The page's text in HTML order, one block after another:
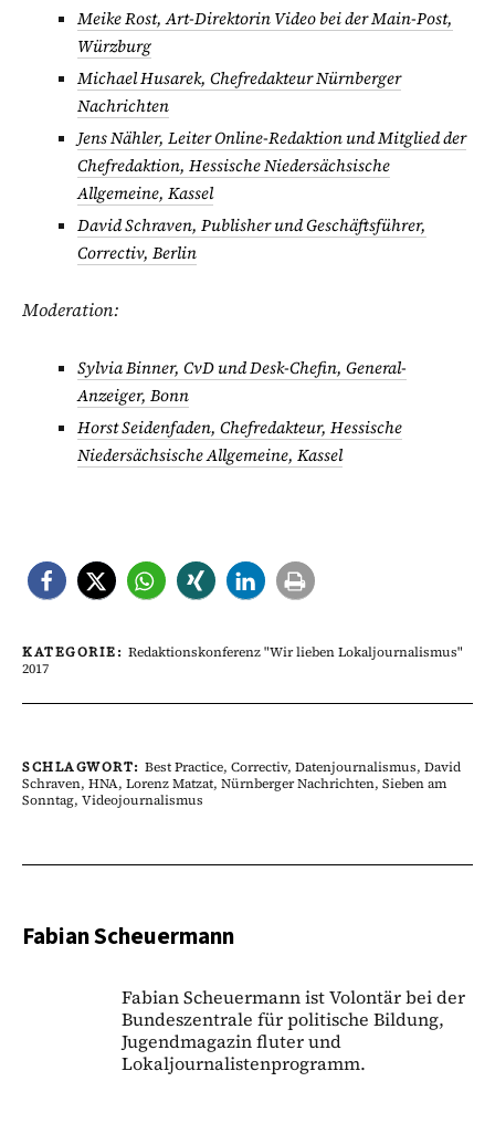
Meike Rost, Art-Direktorin Video bei der Main-Post,
Würzburg
Michael Husarek, Chefredakteur Nürnberger
Nachrichten
Jens Nähler, Leiter Online-Redaktion und Mitglied der
Chefredaktion, Hessische Niedersächsische
Allgemeine, Kassel
David Schraven, Publisher und Geschäftsführer,
Correctiv, Berlin
Moderation:
Sylvia Binner, CvD und Desk-Chefin, General-
Anzeiger, Bonn
Horst Seidenfaden, Chefredakteur, Hessische
Niedersächsische Allgemeine, Kassel
KATEGORIE: Redaktionskonferenz "Wir lieben Lokaljournalismus"
2017
SCHLAGWORT: Best Practice, Correctiv, Datenjournalismus, David
Schraven, HNA, Lorenz Matzat, Nürnberger Nachrichten, Sieben am
Sonntag, Videojournalismus
Fabian Scheuermann
Fabian Scheuermann ist Volontär bei der
Bundeszentrale für politische Bildung,
Jugendmagazin fluter und
Lokaljournalistenprogramm.